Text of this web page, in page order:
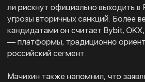
ли рискнут официально выходить в
угрозы вторичных санкций. Более
кандидатами он считает Bybit, OKX,
— платформы, традиционно
российский сегмент.
Мачихин также напомнил, что